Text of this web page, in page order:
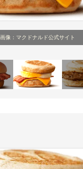
画像：マクドナルド公式サイト